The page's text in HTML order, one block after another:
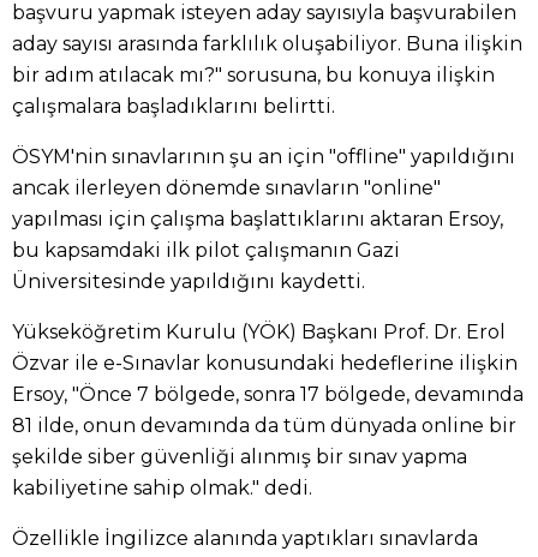
başvuru yapmak isteyen aday sayısıyla başvurabilen
aday sayısı arasında farklılık oluşabiliyor. Buna ilişkin
bir adım atılacak mı?" sorusuna, bu konuya ilişkin
çalışmalara başladıklarını belirtti.
ÖSYM'nin sınavlarının şu an için "offline" yapıldığını
ancak ilerleyen dönemde sınavların "online"
yapılması için çalışma başlattıklarını aktaran Ersoy,
bu kapsamdaki ilk pilot çalışmanın Gazi
Üniversitesinde yapıldığını kaydetti.
Yükseköğretim Kurulu (YÖK) Başkanı Prof. Dr. Erol
Özvar ile e-Sınavlar konusundaki hedeflerine ilişkin
Ersoy, "Önce 7 bölgede, sonra 17 bölgede, devamında
81 ilde, onun devamında da tüm dünyada online bir
şekilde siber güvenliği alınmış bir sınav yapma
kabiliyetine sahip olmak." dedi.
Özellikle İngilizce alanında yaptıkları sınavlarda